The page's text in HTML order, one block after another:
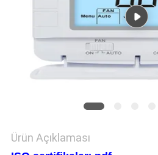
Ürün Açıklaması